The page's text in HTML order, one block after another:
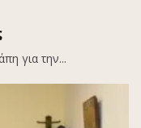
για την...